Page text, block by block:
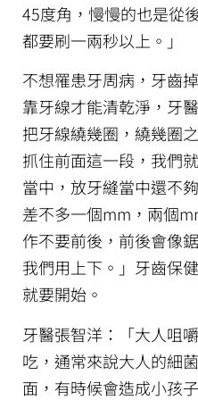
45度角，慢慢的也是從
都要刷一兩秒以上。」
不想罹患牙周病，牙齒
靠牙線才能清乾淨，牙
把牙線繞幾圈，繞幾圈
抓住前面這一段，我們
當中，放牙縫當中還不
差不多一個mm，兩個
作不要前後，前後會像
我們用上下。」牙齒保
就要開始。
牙醫張智洋：「大人咀
吃，通常來說大人的細
面，有時候會造成小孩